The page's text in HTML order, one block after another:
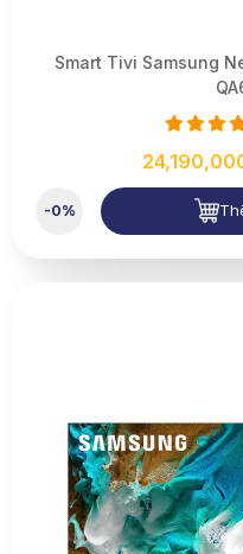
Smart Tivi Samsung
-0%